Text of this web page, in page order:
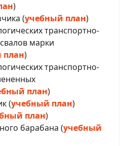
)
(учебный план)
транспортно-
марки
план)
транспортно-
план)
(учебный план)
план)
барабана (учебный